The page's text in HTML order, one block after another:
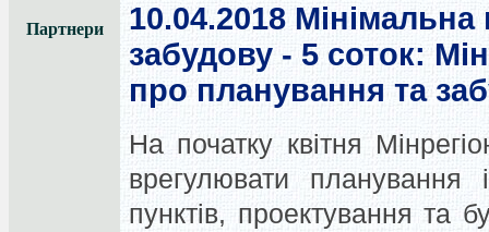
Партнери 10.04.2018 Мінімальна
забудову - 5 соток:
про планування та
На початку квітня
врегулювати планування
пунктів, проектування та